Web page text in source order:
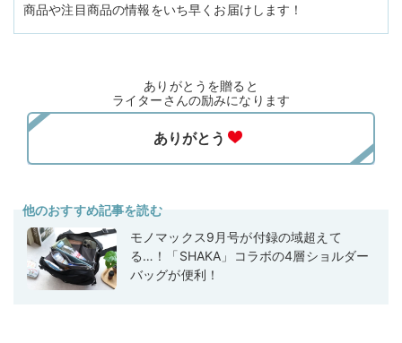
商品や注目商品の情報をいち早くお届けします！
ありがとうを贈ると
ライターさんの励みになります
他のおすすめ記事を読む
モノマックス9月号が付録の域超えて
る…！「SHAKA」コラボの4層ショルダー
バッグが便利！